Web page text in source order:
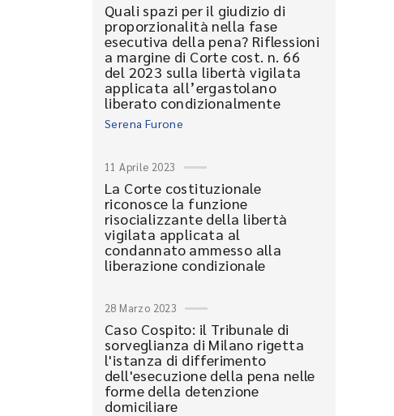
Quali spazi per il giudizio di
proporzionalità nella fase
esecutiva della pena? Riflessioni
a margine di Corte cost. n. 66
del 2023 sulla libertà vigilata
applicata all’ergastolano
liberato condizionalmente
Serena Furone
11 Aprile 2023
La Corte costituzionale
riconosce la funzione
risocializzante della libertà
vigilata applicata al
condannato ammesso alla
liberazione condizionale
28 Marzo 2023
Caso Cospito: il Tribunale di
sorveglianza di Milano rigetta
l'istanza di differimento
dell'esecuzione della pena nelle
forme della detenzione
domiciliare